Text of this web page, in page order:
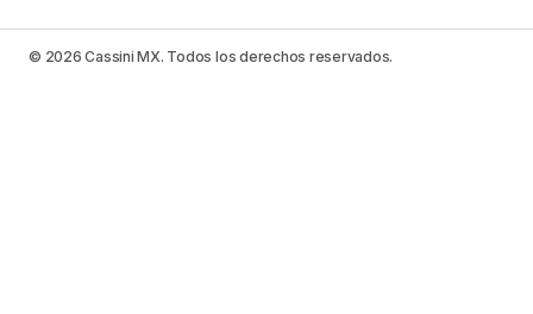
© 2026 Cassini MX. Todos los derechos reservados.